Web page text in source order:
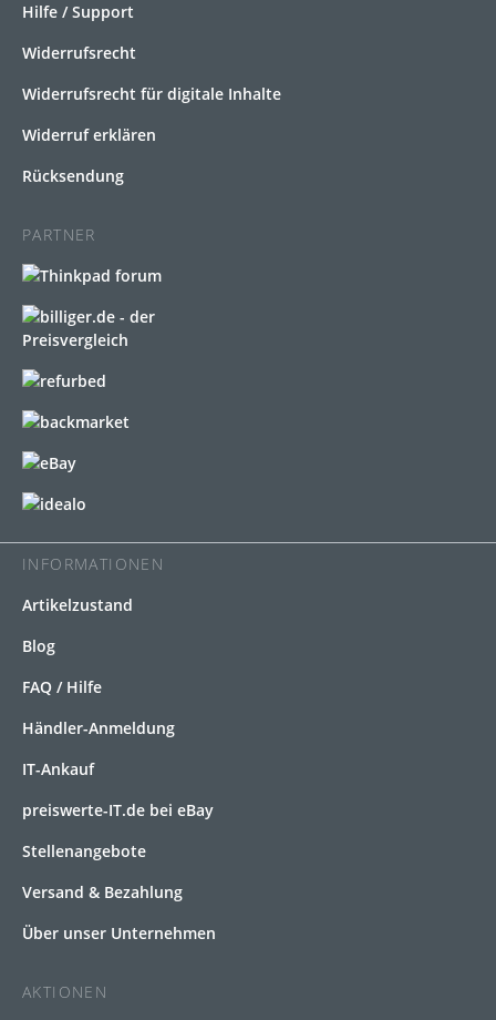
Hilfe / Support
Widerrufsrecht
Widerrufsrecht für digitale Inhalte
Widerruf erklären
Rücksendung
PARTNER
INFORMATIONEN
Artikelzustand
Blog
FAQ / Hilfe
Händler-Anmeldung
IT-Ankauf
preiswerte-IT.de bei eBay
Stellenangebote
Versand & Bezahlung
Über unser Unternehmen
AKTIONEN